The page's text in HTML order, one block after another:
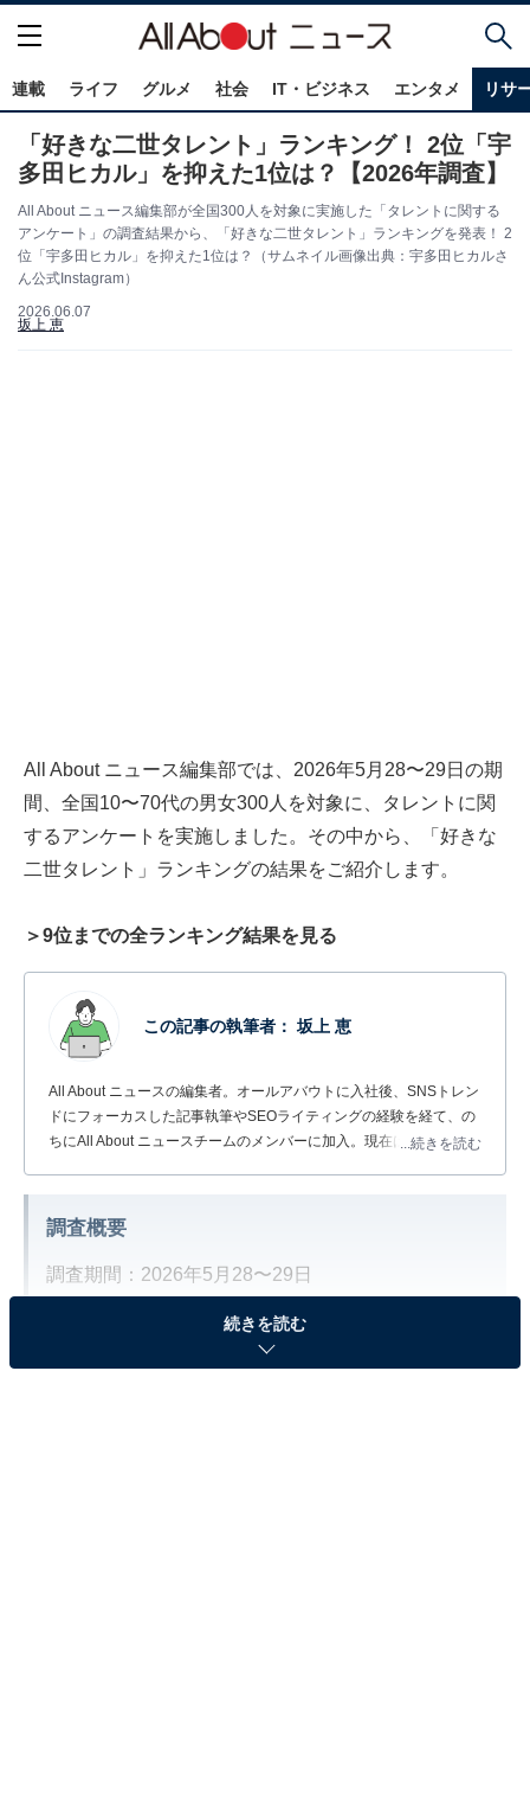
連載 ライフ グルメ 社会 IT・ビジネス エンタメ リサ
「好きな二世タレント」ランキング！ 2位「宇
多田ヒカル」を抑えた1位は？【2026年調査】
All About ニュース編集部が全国300人を対象に実施した「タレントに関する
アンケート」の調査結果から、「好きな二世タレント」ランキングを発表！ 2
位「宇多田ヒカル」を抑えた1位は？（サムネイル画像出典：宇多田ヒカルさ
ん公式Instagram）
2026.06.07
坂上 恵
All About ニュース編集部では、2026年5月28〜29日の期
間、全国10〜70代の男女300人を対象に、タレントに関
するアンケートを実施しました。その中から、「好きな
二世タレント」ランキングの結果をご紹介します。
＞9位までの全ランキング結果を見る
この記事の執筆者： 坂上 恵
All About ニュースの編集者。オールアバウトに入社後、SNSトレン
ドにフォーカスした記事執筆やSEOライティングの経験を経て、の
ちにAll About ニュースチームのメンバーに加入。現在は旅行・カル
...続きを読む
調査概要
調査期間：2026年5月28〜29日
調査対象：全国10〜70代の男女300人
続きを読む